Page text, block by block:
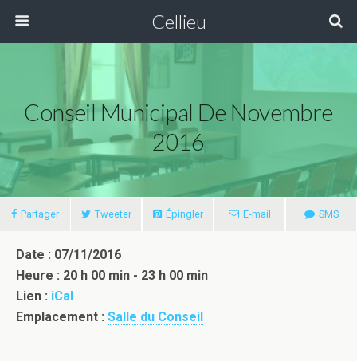
Cellieu
Conseil Municipal De Novembre
2016
Partager Tweeter Épingler E-mail SMS
Date : 07/11/2016
Heure : 20 h 00 min - 23 h 00 min
Lien : iCal
Emplacement : Salle du Conseil